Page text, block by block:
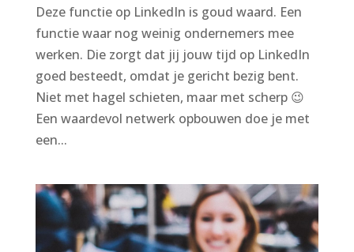
Deze functie op LinkedIn is goud waard. Een
functie waar nog weinig ondernemers mee
werken. Die zorgt dat jij jouw tijd op LinkedIn
goed besteedt, omdat je gericht bezig bent.
Niet met hagel schieten, maar met scherp 😉
Een waardevol netwerk opbouwen doe je met
een...